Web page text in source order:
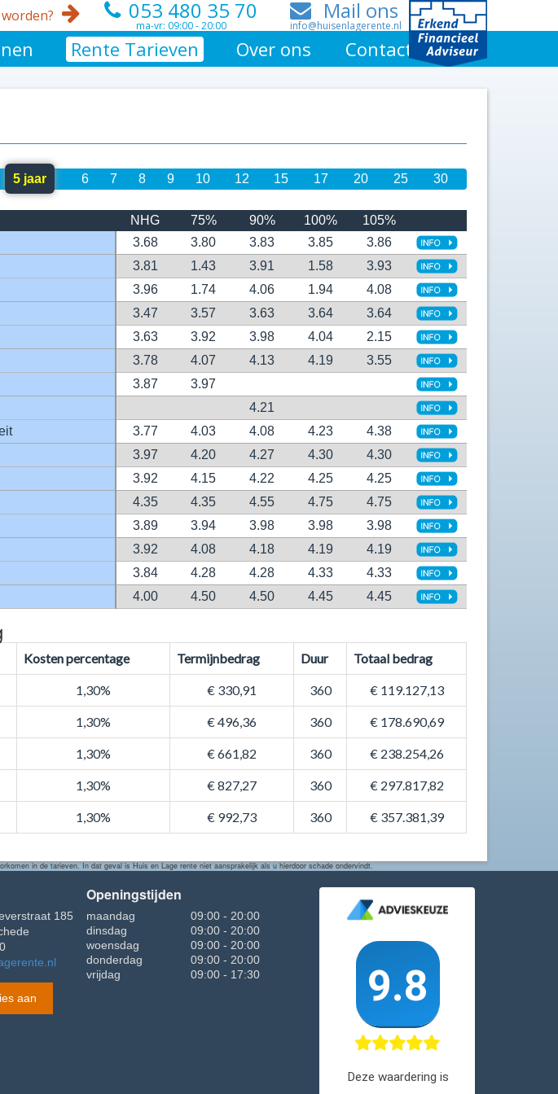
Mail ons
info@huisenlagerente.nl
053 480 35 70
ma-vr: 09:00 - 20:00
Rente Tarieven Over ons Contact
5 jaar 6 7 8 9 10 12 15 17 20 25 30
NHG 75% 90% 100%
105%
3.68 3.80 3.83 3.85
3.86
3.81 1.43 3.91 1.58
3.93
3.96 1.74 4.06 1.94
4.08
3.47 3.57 3.63 3.64
3.64
3.63 3.92 3.98 4.04
2.15
3.78 4.07 4.13 4.19
3.55
3.87
3.97
4.21
3.77 4.03 4.08 4.23
4.38
3.97 4.20 4.27 4.30
4.30
3.92 4.15 4.22 4.25
4.25
4.35 4.35 4.55 4.75
4.75
3.89 3.94 3.98 3.98
3.98
3.92 4.08 4.18 4.19
4.19
3.84 4.28 4.28 4.33
4.33
4.00 4.50 4.50 4.45 4.45
Kosten percentage Termijnbedrag Duur Totaal bedrag
1,30% € 330,91 360 € 119.127,13
1,30% € 496,36 360 € 178.690,69
1,30% € 661,82 360 € 238.254,26
1,30% € 827,27 360 € 297.817,82
1,30% € 992,73 360 € 357.381,39
in de tarieven. In dat geval is Huis en Lage rente niet aansprakelijk als u hierdoor schade ondervindt.
185
aan
Openingstijden
maandag
09:00 - 20:00
dinsdag
09:00 - 20:00
woensdag
09:00 - 20:00
donderdag
09:00 - 20:00
vrijdag
09:00 - 17:30